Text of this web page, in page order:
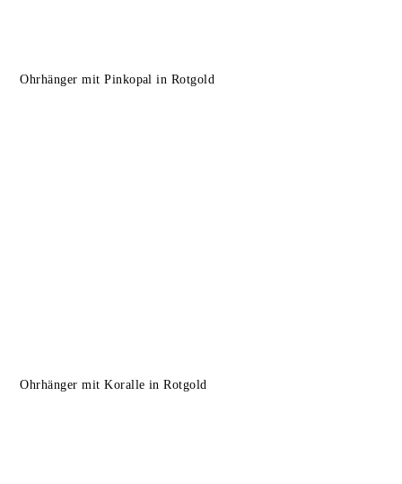
Ohrhänger mit Pinkopal in Rotgold
Ohrhänger mit Koralle in Rotgold